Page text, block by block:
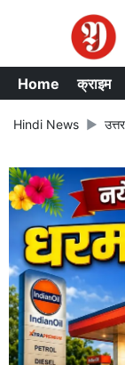
Home क्राइम
Hindi News